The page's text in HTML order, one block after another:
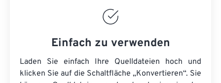
Einfach zu verwenden
Laden Sie einfach Ihre Quelldateien hoch und
klicken Sie auf die Schaltfläche „Konvertieren“. Sie